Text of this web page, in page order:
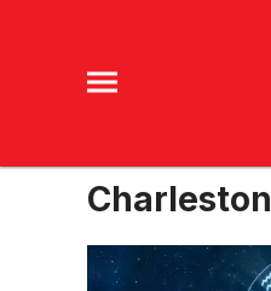
Charleston